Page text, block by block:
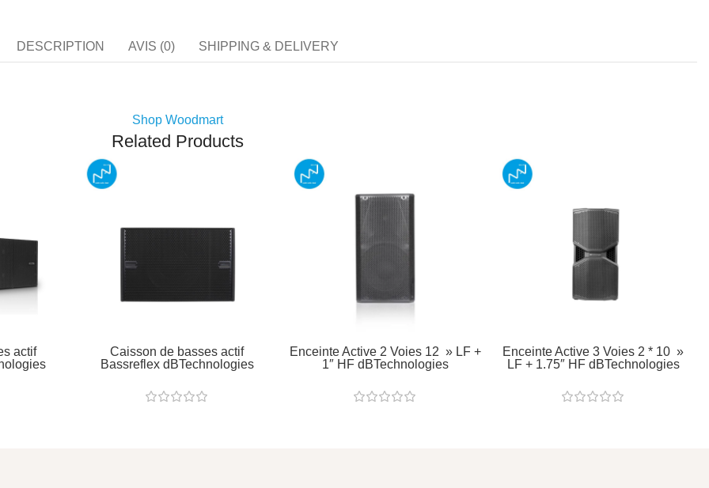
DESCRIPTION AVIS (0) SHIPPING & DELIVERY
Shop Woodmart
Related Products
actif
Caisson de basses actif
Bassreflex dBTechnologies
Enceinte Active 2 Voies 12 » LF +
1″ HF dBTechnologies
Enceinte Active 3 Voies 2 * 10 »
LF + 1.75″ HF dBTechnologies